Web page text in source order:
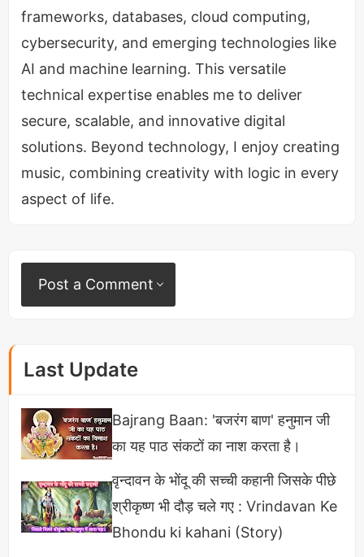
जैसे कि हमे ज्ञात है कि नारियल के तेल में भी विटामिन-E होता है
नारियल का तेल भी आपके बालों के लिए औषधि का कार्य करता
है,इस Remedy(घरेलू उपाय) से आपके बाल Smooth और
शाइनी और मजबूत होते हैं।
प्याज का रस
प्याज में सल्फर (Sulfur) पाया जाता है जो आपके बालों को
frameworks, databases, cloud computing,
cybersecurity, and emerging technologies like
AI and machine learning. This versatile
technical expertise enables me to deliver
secure, scalable, and innovative digital
solutions. Beyond technology, I enjoy creating
music, combining creativity with logic in every
aspect of life.
Post a Comment
Last Update
Bajrang Baan: 'बजरंग बाण' हनुमान जी
का यह पाठ संकटों का नाश करता है।
वृन्दावन के भोंदू की सच्ची कहानी जिसके पीछे
श्रीकृष्ण भी दौड़ चले गए : Vrindavan Ke
Bhondu ki kahani (Story)